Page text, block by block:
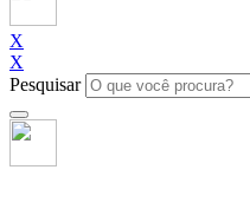
X
X
Pesquisar